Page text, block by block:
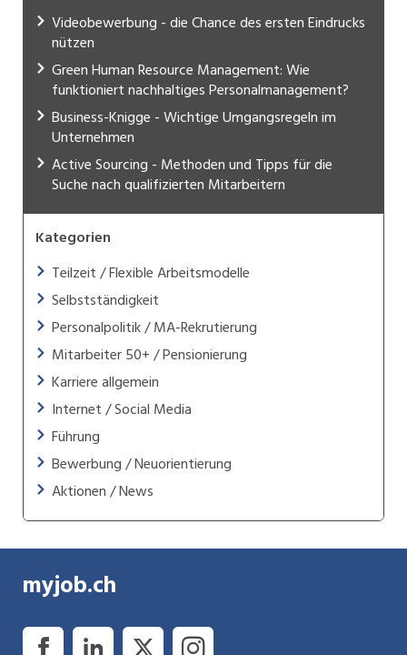
Videobewerbung - die Chance des ersten Eindrucks
nützen
Green Human Resource Management: Wie
funktioniert nachhaltiges Personalmanagement?
Business-Knigge - Wichtige Umgangsregeln im
Unternehmen
Active Sourcing - Methoden und Tipps für die
Suche nach qualifizierten Mitarbeitern
Kategorien
Teilzeit / Flexible Arbeitsmodelle
Selbstständigkeit
Personalpolitik / MA-Rekrutierung
Mitarbeiter 50+ / Pensionierung
Karriere allgemein
Internet / Social Media
Führung
Bewerbung / Neuorientierung
Aktionen / News
myjob.ch